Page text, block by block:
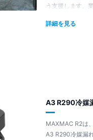
う支援します。
と信頼性の向上
詳細を見る
A3 R290冷媒
MAXMAC R2は
A3 R290冷媒漏